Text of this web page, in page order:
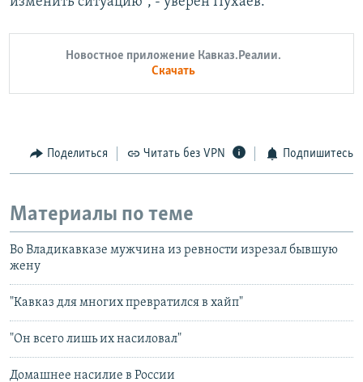
Новостное приложение Кавказ.Реалии.
Скачать
Поделиться Читать без VPN Подпишитесь
Материалы по теме
Во Владикавказе мужчина из ревности изрезал бывшую
жену
"Кавказ для многих превратился в хайп"
"Он всего лишь их насиловал"
Домашнее насилие в России